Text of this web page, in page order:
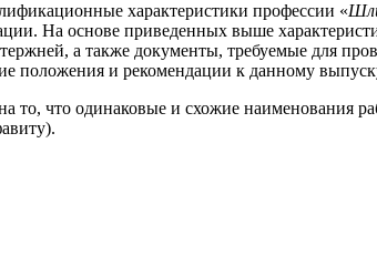
характеристики профессии «
На основе приведенных выше
а также документы, требуемые для
положения и рекомендации к данному
то, что одинаковые и схожие наименования